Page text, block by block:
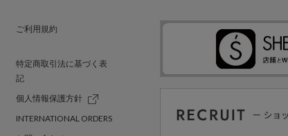
ご利用規約
特定商取引法に基づく表
記
個人情報保護方針
INTERNATIONAL ORDERS